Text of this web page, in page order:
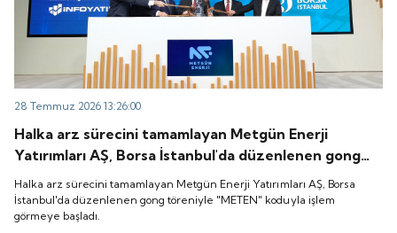
28 Temmuz 2026 13:26:00
Halka arz sürecini tamamlayan Metgün Enerji
Yatırımları AŞ, Borsa İstanbul'da düzenlenen gong
töreniyle "METEN" koduyla işlem görmeye başladı.
Halka arz sürecini tamamlayan Metgün Enerji Yatırımları AŞ, Borsa
İstanbul'da düzenlenen gong töreniyle "METEN" koduyla işlem
görmeye başladı.